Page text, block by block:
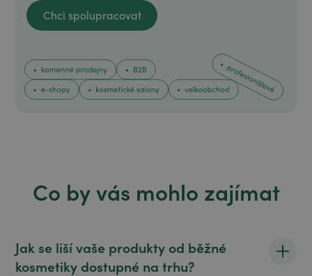
Chci spolupracovat
Chci spolupracovat
Co by vás mohlo zajímat
Jak se liší vaše produkty od běžné
kosmetiky dostupné na trhu?